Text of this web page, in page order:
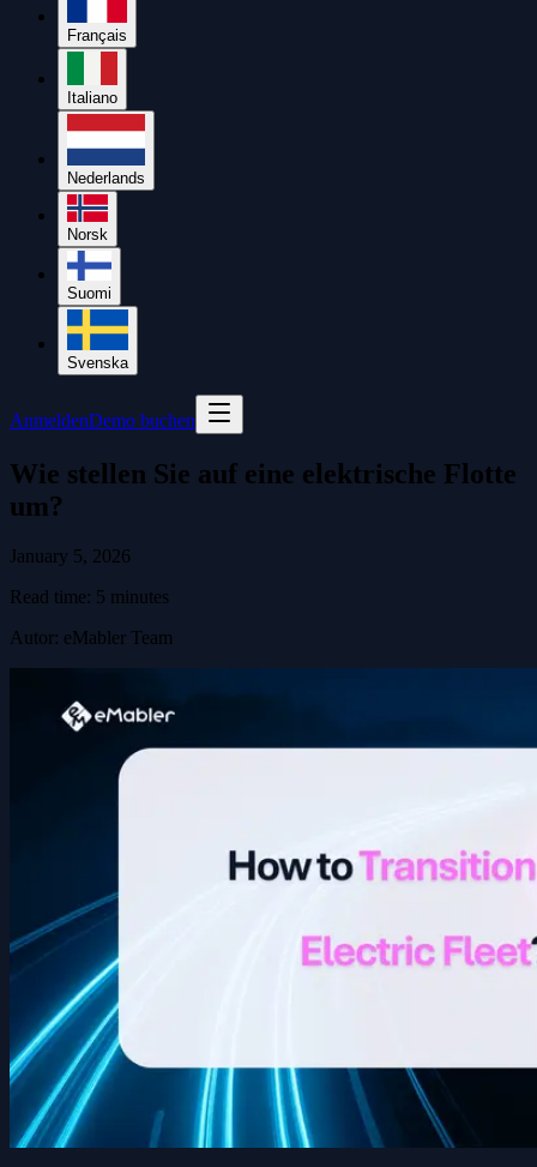
Français
Italiano
Nederlands
Norsk
Suomi
Svenska
AnmeldenDemo buchen
Wie stellen Sie auf eine elektrische Flotte
um?
January 5, 2026
Read time: 5 minutes
Autor: eMabler Team